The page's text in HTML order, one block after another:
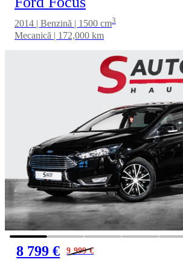
2014 | Benzină | 1500 cm3
Mecanică | 172,000 km
8 799 € 9 999€